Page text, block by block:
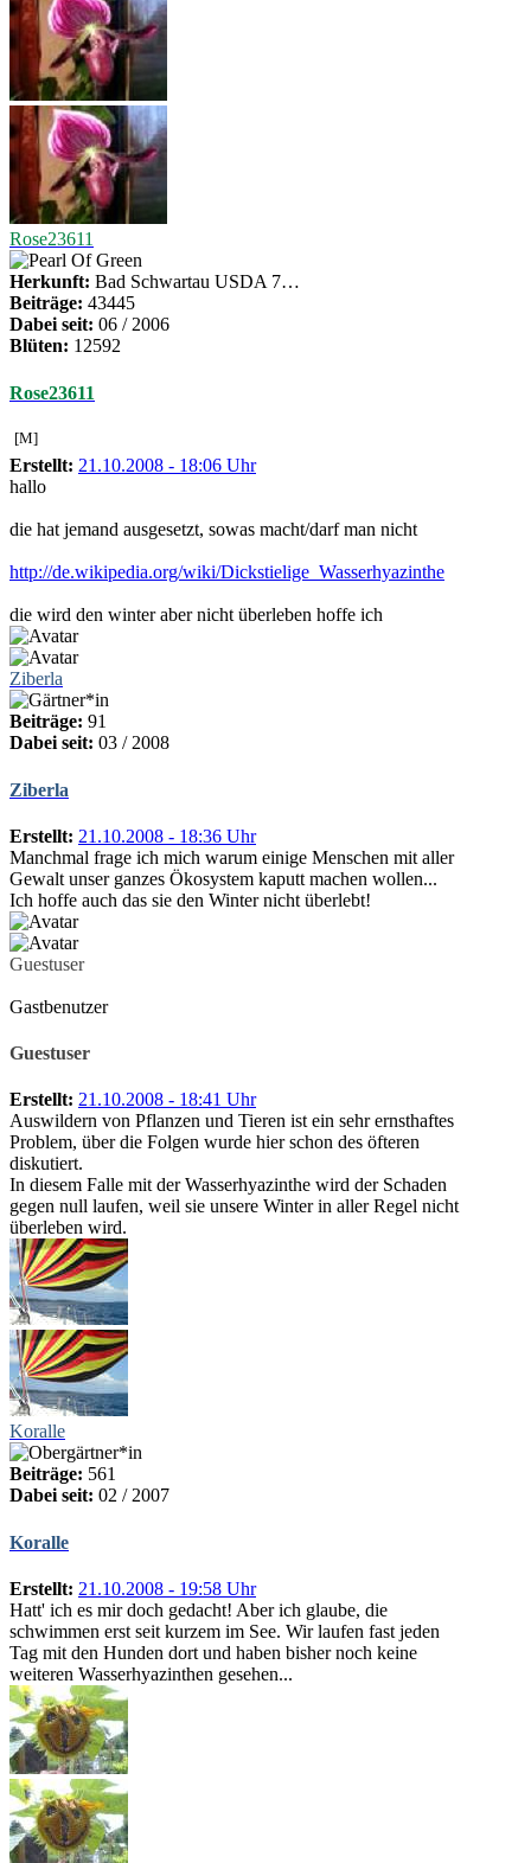
Rose23611
Herkunft: Bad Schwartau USDA 7…
Beiträge: 43445
Dabei seit: 06 / 2006
Blüten: 12592
Rose23611
[M]
Erstellt: 21.10.2008 - 18:06 Uhr
hallo
die hat jemand ausgesetzt, sowas macht/darf man nicht
http://de.wikipedia.org/wiki/Dickstielige_Wasserhyazinthe
die wird den winter aber nicht überleben hoffe ich
Ziberla
Beiträge: 91
Dabei seit: 03 / 2008
Ziberla
Erstellt: 21.10.2008 - 18:36 Uhr
Manchmal frage ich mich warum einige Menschen mit aller
Gewalt unser ganzes Ökosystem kaputt machen wollen...
Ich hoffe auch das sie den Winter nicht überlebt!
Guestuser
Gastbenutzer
Guestuser
Erstellt: 21.10.2008 - 18:41 Uhr
Auswildern von Pflanzen und Tieren ist ein sehr ernsthaftes
Problem, über die Folgen wurde hier schon des öfteren
diskutiert.
In diesem Falle mit der Wasserhyazinthe wird der Schaden
gegen null laufen, weil sie unsere Winter in aller Regel nicht
überleben wird.
Koralle
Beiträge: 561
Dabei seit: 02 / 2007
Koralle
Erstellt: 21.10.2008 - 19:58 Uhr
Hatt' ich es mir doch gedacht! Aber ich glaube, die
schwimmen erst seit kurzem im See. Wir laufen fast jeden
Tag mit den Hunden dort und haben bisher noch keine
weiteren Wasserhyazinthen gesehen...